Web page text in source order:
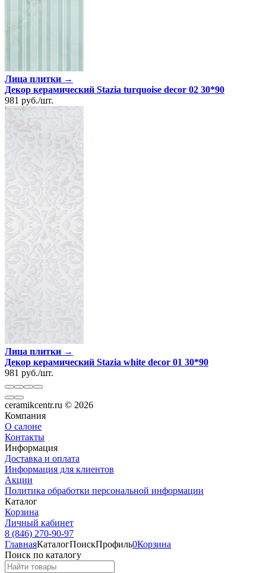
Лица плитки →
Декор керамический Stazia turquoise decor 02 30*90
981 руб./шт.
Лица плитки →
Декор керамический Stazia white decor 01 30*90
981 руб./шт.
ceramikcentr.ru © 2026
Компания
О салоне
Контакты
Информация
Доставка и оплата
Информация для клиентов
Акции
Политика обработки персональной информации
Каталог
Корзина
Личный кабинет
8 (846) 270-90-97
ГлавнаяКаталогПоискПрофиль0Корзина
Поиск по каталогу